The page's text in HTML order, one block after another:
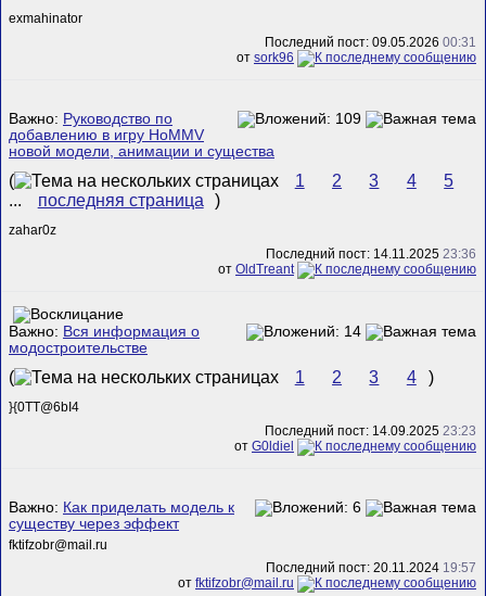
exmahinator
Последний пост: 09.05.2026 00:31
от sork96
Важно: Руководство по
добавлению в игру HoMMV
новой модели, анимации и существа
( 1 2 3 4
5
...
последняя страница )
zahar0z
Последний пост: 14.11.2025 23:36
от OldTreant
Важно: Вся информация о
модостроительстве
( 1 2 3 4 )
}{0TT@6bI4
Последний пост: 14.09.2025 23:23
от G0ldiel
Важно: Как приделать модель к
существу через эффект
fktifzobr@mail.ru
Последний пост: 20.11.2024 19:57
от fktifzobr@mail.ru